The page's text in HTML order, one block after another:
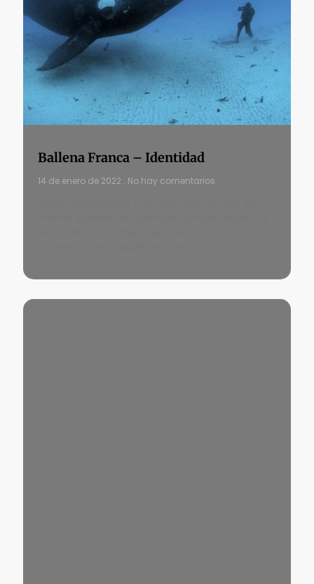
Ballena Franca – Identidad
14 de enero de 2022 No hay comentarios